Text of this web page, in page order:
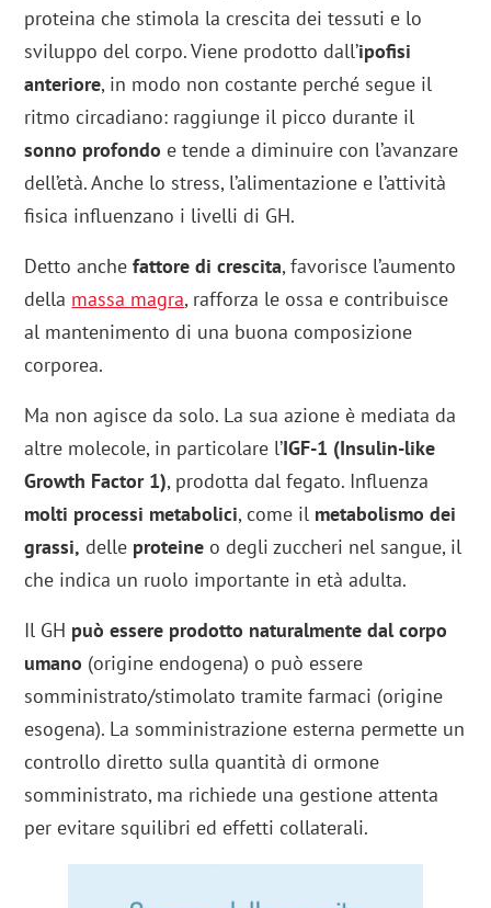
proteina che stimola la crescita dei tessuti e lo
sviluppo del corpo. Viene prodotto dall’ipofisi
anteriore, in modo non costante perché segue il
ritmo circadiano: raggiunge il picco durante il
sonno profondo e tende a diminuire con l’avanzare
dell’età. Anche lo stress, l’alimentazione e l’attività
fisica influenzano i livelli di GH.
Detto anchefattore di crescita, favorisce l’aumento
della massa magra, rafforza le ossa e contribuisce
al mantenimento di una buona composizione
corporea.
Ma non agisce da solo. La sua azione è mediata da
altre molecole, in particolare l’IGF-1 (Insulin-like
Growth Factor 1), prodotta dal fegato. Influenza
molti processi metabolici, come il metabolismo dei
grassi, delle proteine o degli zuccheri nel sangue, il
che indica un ruolo importante in età adulta.
Il GH può essere prodotto naturalmente dal corpo
umano (origine endogena) o può essere
somministrato/stimolato tramite farmaci (origine
esogena). La somministrazione esterna permette un
controllo diretto sulla quantità di ormone
somministrato, ma richiede una gestione attenta
per evitare squilibri ed effetti collaterali.